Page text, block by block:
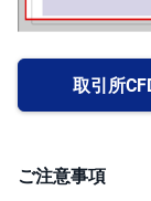
取引所
ご注意事項